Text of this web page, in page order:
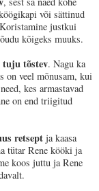
või sättinud
justkui
kõigeks muuks.
tuju tõstev. Nagu ka
on veel mõnusam, kui
kes armastavad
on end triigitud
retseptja kaasa
tütar Rene kööki ja
koos juttu ja Rene